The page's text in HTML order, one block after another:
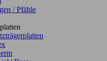
/ Pfähle